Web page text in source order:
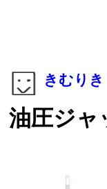
きむりき
油圧ジャ